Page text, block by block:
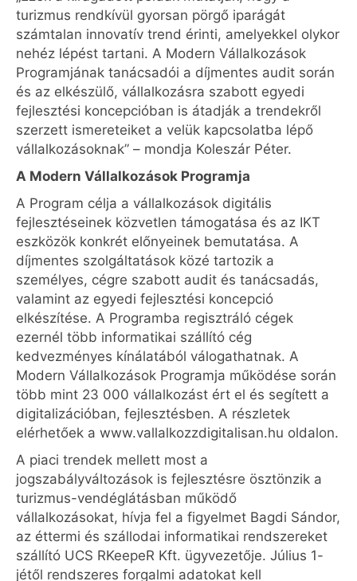
turizmus rendkívül gyorsan pörgő iparágát
számtalan innovatív trend érinti, amelyekkel olykor
nehéz lépést tartani. A Modern Vállalkozások
Programjának tanácsadói a díjmentes audit során
és az elkészülő, vállalkozásra szabott egyedi
fejlesztési koncepcióban is átadják a trendekről
szerzett ismereteiket a velük kapcsolatba lépő
vállalkozásoknak” – mondja Koleszár Péter.
A Modern Vállalkozások Programja
A Program célja a vállalkozások digitális
fejlesztéseinek közvetlen támogatása és az IKT
eszközök konkrét előnyeinek bemutatása. A
díjmentes szolgáltatások közé tartozik a
személyes, cégre szabott audit és tanácsadás,
valamint az egyedi fejlesztési koncepció
elkészítése. A Programba regisztráló cégek
ezernél több informatikai szállító cég
kedvezményes kínálatából válogathatnak. A
Modern Vállalkozások Programja működése során
több mint 23 000 vállalkozást ért el és segített a
digitalizációban, fejlesztésben. A részletek
elérhetőek a www.vallalkozzdigitalisan.hu oldalon.
A piaci trendek mellett most a
jogszabályváltozások is fejlesztésre ösztönzik a
turizmus-vendéglátásban működő
vállalkozásokat, hívja fel a figyelmet Bagdi Sándor,
az éttermi és szállodai informatikai rendszereket
szállító UCS RKeepeR Kft. ügyvezetője. Július 1-
jétől rendszeres forgalmi adatokat kell